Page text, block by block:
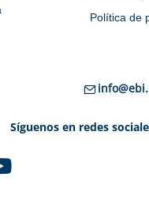
Política de
Síguenos en redes